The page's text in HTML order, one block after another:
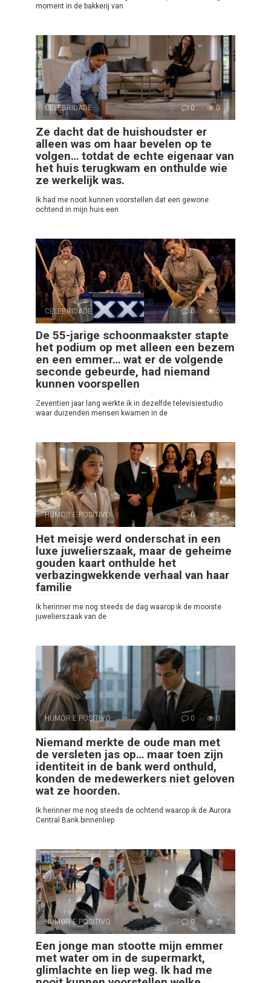
moment in de bakkerij van
CELEBRIDADE 0 0
Ze dacht dat de huishoudster er
alleen was om haar bevelen op te
volgen… totdat de echte eigenaar van
het huis terugkwam en onthulde wie
ze werkelijk was.
Ik had me nooit kunnen voorstellen dat een gewone
ochtend in mijn huis een
CELEBRIDADE 0 0
De 55-jarige schoonmaakster stapte
het podium op met alleen een bezem
en een emmer… wat er de volgende
seconde gebeurde, had niemand
kunnen voorspellen
Zeventien jaar lang werkte ik in dezelfde televisiestudio
waar duizenden mensen kwamen in de
HUMOR E POSITIVO 0 1
Het meisje werd onderschat in een
luxe juwelierszaak, maar de geheime
gouden kaart onthulde het
verbazingwekkende verhaal van haar
familie
Ik herinner me nog steeds de dag waarop ik de mooiste
juwelierszaak van de
HUMOR E POSITIVO 0 0
Niemand merkte de oude man met
de versleten jas op… maar toen zijn
identiteit in de bank werd onthuld,
konden de medewerkers niet geloven
wat ze hoorden.
Ik herinner me nog steeds de ochtend waarop ik de Aurora
Central Bank binnenliep
HUMOR E POSITIVO 0 2
Een jonge man stootte mijn emmer
met water om in de supermarkt,
glimlachte en liep weg. Ik had me